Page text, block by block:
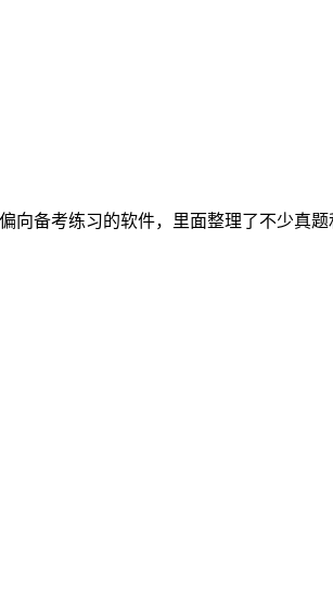
向备考练习的软件，里面整理了不少真